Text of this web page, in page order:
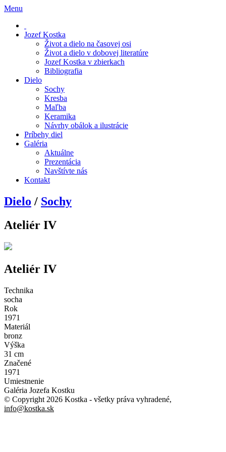
Menu
Jozef Kostka
Život a dielo na časovej osi
Život a dielo v dobovej literatúre
Jozef Kostka v zbierkach
Bibliografia
Dielo
Sochy
Kresba
Maľba
Keramika
Návrhy obálok a ilustrácie
Príbehy diel
Galéria
Aktuálne
Prezentácia
Navštívte nás
Kontakt
Dielo / Sochy
Ateliér IV
Ateliér IV
Technika
socha
Rok
1971
Materiál
bronz
Výška
31 cm
Značené
1971
Umiestnenie
Galéria Jozefa Kostku
© Copyright 2026 Kostka - všetky práva vyhradené,
info@kostka.sk